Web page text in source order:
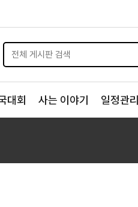
대회 사는 이야기 일정관리